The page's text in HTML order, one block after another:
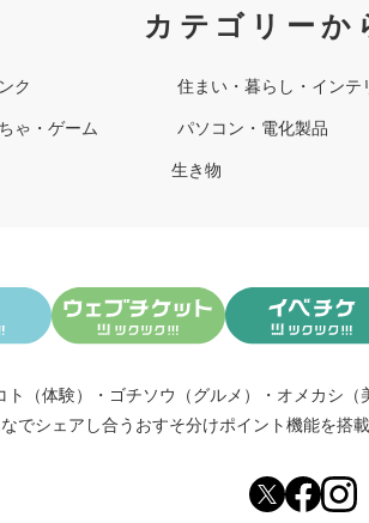
カテゴリーか
ク 住まい・暮らし・インテ
ゃ・ゲーム パソコン・電化製品
生き物
ト（体験） ・ ゴチソウ（グルメ） ・ オメカシ（
でシェアし合う おすそ分けポイント機能を搭